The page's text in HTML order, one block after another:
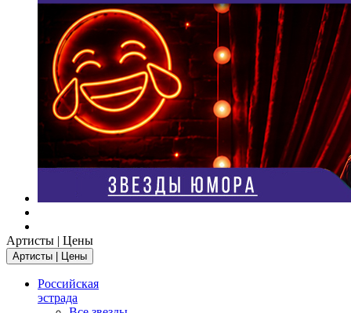
Артисты | Цены
Артисты | Цены
Российская
эстрада